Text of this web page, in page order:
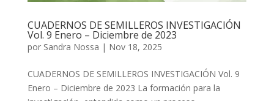
CUADERNOS DE SEMILLEROS INVESTIGACIÓN
Vol. 9 Enero – Diciembre de 2023
por Sandra Nossa | Nov 18, 2025
CUADERNOS DE SEMILLEROS INVESTIGACIÓN Vol. 9
Enero – Diciembre de 2023 La formación para la